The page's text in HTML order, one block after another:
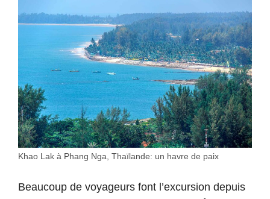
Khao Lak à Phang Nga, Thaïlande: un havre de paix
Beaucoup de voyageurs font l’excursion depuis